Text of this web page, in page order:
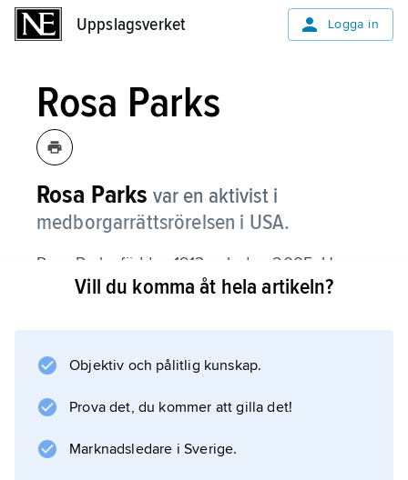
Uppslagsverket Logga in
Rosa Parks
Rosa Parks var en aktivist i
medborgarrättsrörelsen i USA.
Rosa Parks föddes 1913 och dog 2005. Hon
bodde i Montgomery i Alabama. Hon jobbade
särskilda säten för vita och svarta människor.
Vill du komma åt hela artikeln?
Objektiv och pålitlig kunskap.
Prova det, du kommer att gilla det!
Marknadsledare i Sverige.